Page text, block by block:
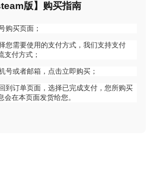
版】购买指南
购买页面；
您需要使用的支付方式，我们支持支付
支付方式；
号或者邮箱，点击立即购买；
到订单页面，选择已完成支付，您所购买
会在本页面发货给您。